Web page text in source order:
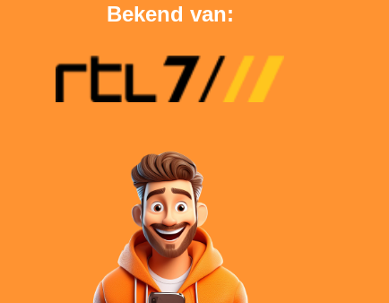
Bekend van: